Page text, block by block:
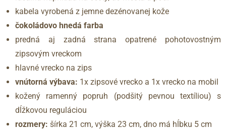
kabela vyrobená z jemne dezénovanej kože
čokoládovo hnedá farba
predná aj zadná strana opatrené pohotovostným
zipsovým vreckom
hlavné vrecko na zips
vnútorná výbava: 1x zipsové vrecko a 1x vrecko na mobil
kožený ramenný popruh (podšitý pevnou textíliou) s
dĺžkovou reguláciou
rozmery: šírka 21 cm, výška 23 cm, dno má hĺbku 5 cm